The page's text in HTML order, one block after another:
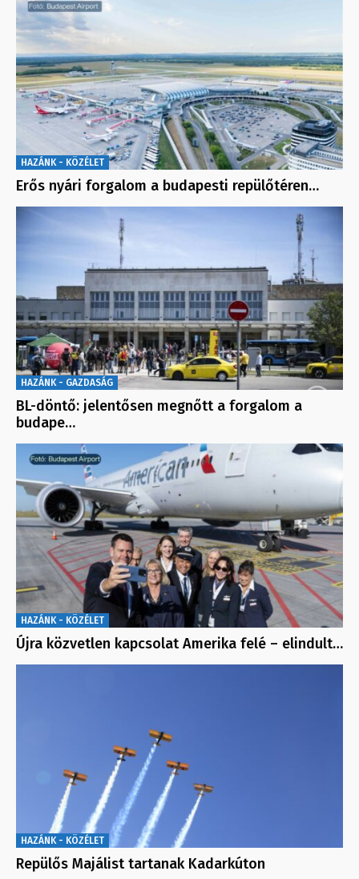
HAZÁNK - KÖZÉLET
Erős nyári forgalom a budapesti repülőtéren…
HAZÁNK - GAZDASÁG
BL-döntő: jelentősen megnőtt a forgalom a
budape…
HAZÁNK - KÖZÉLET
Újra közvetlen kapcsolat Amerika felé – elindult…
HAZÁNK - KÖZÉLET
Repülős Majálist tartanak Kadarkúton